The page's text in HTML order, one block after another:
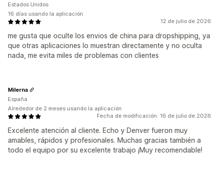
12 de julio de 2026
me gusta que oculte los envios de china para dropshipping, ya
que otras aplicaciones lo muestran directamente y no oculta
nada, me evita miles de problemas con clientes
Estados Unidos
16 días usando la aplicación
Fecha de modificación: 16 de julio de 2026
Excelente atención al cliente. Echo y Denver fueron muy
amables, rápidos y profesionales. Muchas gracias también a
todo el equipo por su excelente trabajo ¡Muy recomendable!
Milerna
España
Alrededor de 2 meses usando la aplicación